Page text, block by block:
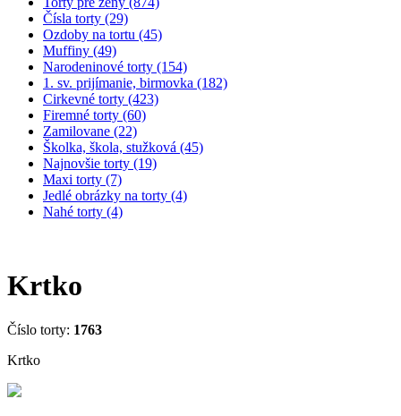
Čísla torty (29)
Ozdoby na tortu (45)
Muffiny (49)
Narodeninové torty (154)
1. sv. prijímanie, birmovka (182)
Cirkevné torty (423)
Firemné torty (60)
Zamilovane (22)
Školka, škola, stužková (45)
Najnovšie torty (19)
Maxi torty (7)
Jedlé obrázky na torty (4)
Nahé torty (4)
Krtko
Číslo torty: 1763
Krtko